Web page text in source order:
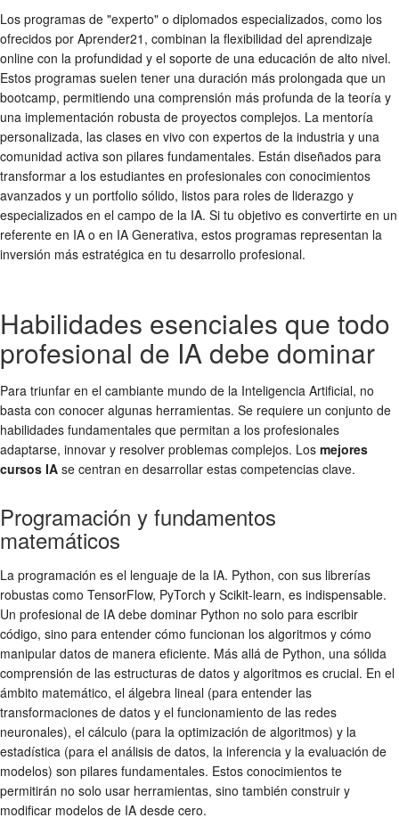
Los programas de "experto" o diplomados especializados, como los
ofrecidos por Aprender21, combinan la flexibilidad del aprendizaje
online con la profundidad y el soporte de una educación de alto nivel.
Estos programas suelen tener una duración más prolongada que un
bootcamp, permitiendo una comprensión más profunda de la teoría y
una implementación robusta de proyectos complejos. La mentoría
personalizada, las clases en vivo con expertos de la industria y una
comunidad activa son pilares fundamentales. Están diseñados para
transformar a los estudiantes en profesionales con conocimientos
avanzados y un portfolio sólido, listos para roles de liderazgo y
especializados en el campo de la IA. Si tu objetivo es convertirte en un
referente en IA o en IA Generativa, estos programas representan la
inversión más estratégica en tu desarrollo profesional.
Habilidades esenciales que todo
profesional de IA debe dominar
Para triunfar en el cambiante mundo de la Inteligencia Artificial, no
basta con conocer algunas herramientas. Se requiere un conjunto de
habilidades fundamentales que permitan a los profesionales
adaptarse, innovar y resolver problemas complejos. Los mejores
cursos IA se centran en desarrollar estas competencias clave.
Programación y fundamentos
matemáticos
La programación es el lenguaje de la IA. Python, con sus librerías
robustas como TensorFlow, PyTorch y Scikit-learn, es indispensable.
Un profesional de IA debe dominar Python no solo para escribir
código, sino para entender cómo funcionan los algoritmos y cómo
manipular datos de manera eficiente. Más allá de Python, una sólida
comprensión de las estructuras de datos y algoritmos es crucial. En el
ámbito matemático, el álgebra lineal (para entender las
transformaciones de datos y el funcionamiento de las redes
neuronales), el cálculo (para la optimización de algoritmos) y la
estadística (para el análisis de datos, la inferencia y la evaluación de
modelos) son pilares fundamentales. Estos conocimientos te
permitirán no solo usar herramientas, sino también construir y
modificar modelos de IA desde cero.